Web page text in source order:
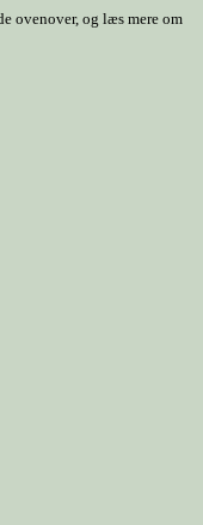
ovenover, og læs mere om